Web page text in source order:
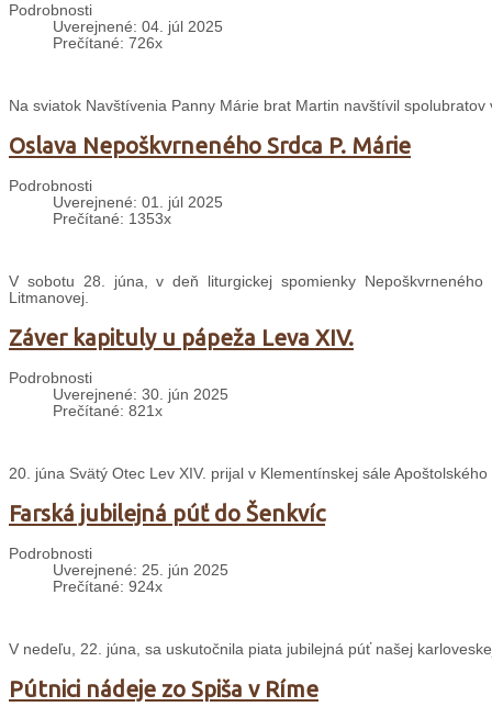
Podrobnosti
Uverejnené: 04. júl 2025
Prečítané: 726x
Na sviatok Navštívenia Panny Márie brat Martin navštívil spolubratov
Oslava Nepoškvrneného Srdca P. Márie
Podrobnosti
Uverejnené: 01. júl 2025
Prečítané: 1353x
V sobotu 28. júna, v deň liturgickej spomienky
Litmanovej.
Záver kapituly u pápeža Leva XIV.
Podrobnosti
Uverejnené: 30. jún 2025
Prečítané: 821x
20. júna Svätý Otec Lev XIV. prijal v Klementínskej sále
Farská jubilejná púť do Šenkvíc
Podrobnosti
Uverejnené: 25. jún 2025
Prečítané: 924x
V nedeľu, 22. júna, sa uskutočnila piata jubilejná púť našej
Pútnici nádeje zo Spiša v Ríme